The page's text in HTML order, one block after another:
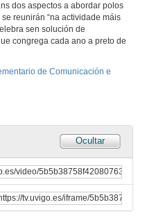
dos aspectos a abordar polos
reunirán “na actividade máis
sen solución de
congrega cada ano a preto de
de Comunicación e
Ocultar
de 2018
Raíñas e primeiras damas. Relacións públicas ou relacións institucionais?
de 2018
Culturas, conflitos e experiencias dun viaxeiro polo mundo